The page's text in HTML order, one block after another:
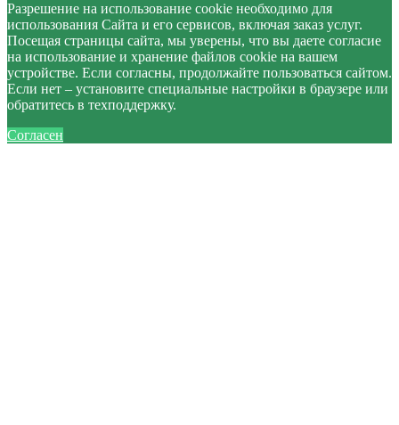
Разрешение на использование cookie необходимо для
использования Сайта и его сервисов, включая заказ услуг.
Посещая страницы сайта, мы уверены, что вы даете согласие
на использование и хранение файлов cookie на вашем
устройстве. Если согласны, продолжайте пользоваться сайтом.
Если нет – установите специальные настройки в браузере или
обратитесь в техподдержку.
Согласен